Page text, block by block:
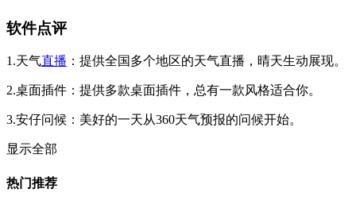
软件点评
1.天气直播 ：提供全国多个地区的天气直播，晴天生动展现。
2.桌面插件：提供多款桌面插件，总有一款风格适合你。
3.安仔问候：美好的一天从360天气预报的问候开始。
显示全部
热门推荐